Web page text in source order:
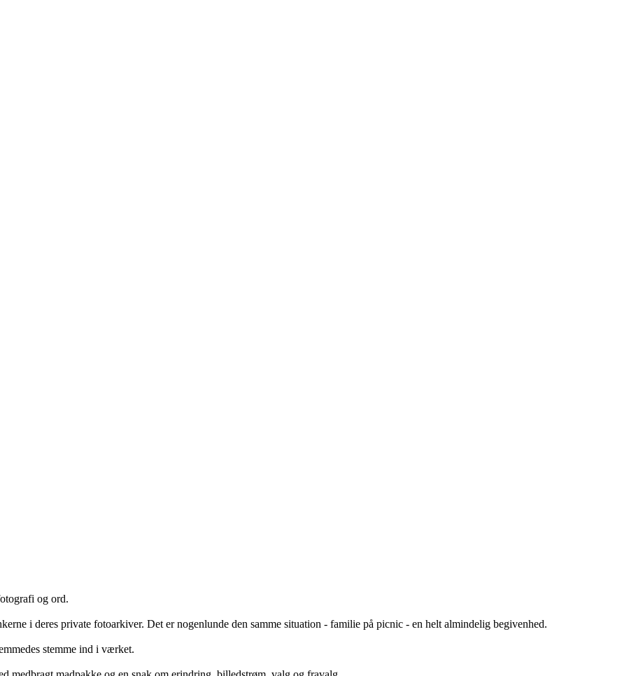
og ord.
i deres private fotoarkiver. Det er nogenlunde den samme situation - familie på picnic - en helt almindelig begivenhed.
stemme ind i værket.